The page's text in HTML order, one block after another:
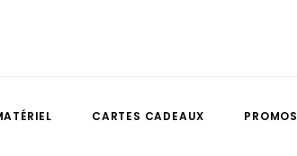
CARTES CADEAUX PROMOS